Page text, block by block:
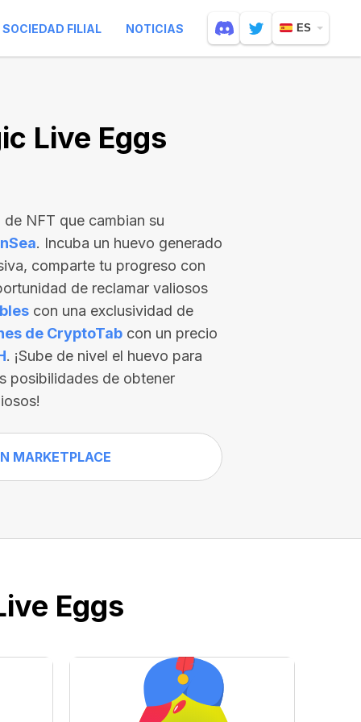
SOCIEDAD FILIAL NOTICIAS ES
Live Eggs
NFT que cambian su
. Incuba un huevo generado
comparte tu progreso con
de reclamar valiosos
con una exclusividad de
de CryptoTab con un precio
. ¡Sube de nivel el huevo para
posibilidades de obtener
MARKETPLACE
Eggs